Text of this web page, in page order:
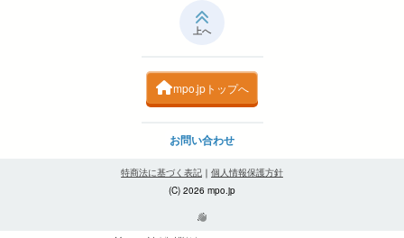
上へ
mpo.jpトップへ
お問い合わせ
特商法に基づく表記 ｜ 個人情報保護方針
(C) 2026 mpo.jp